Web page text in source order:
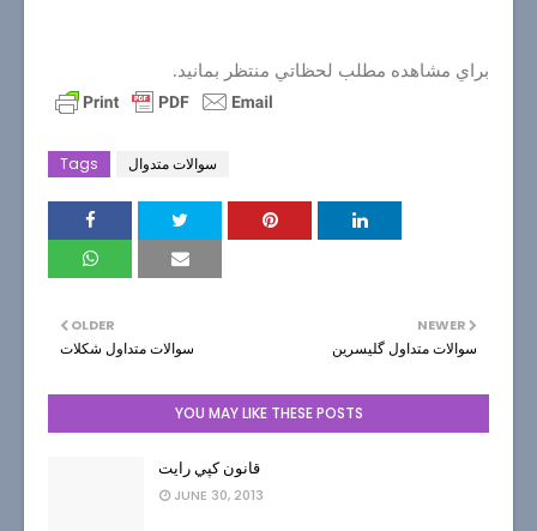
براي مشاهده مطلب لحظاتي منتظر بمانيد.
Tags سوالات متدوال
NEWER
سوالات متداول گليسرين
OLDER
سوالات متداول شكلات
YOU MAY LIKE THESE POSTS
قانون كپي رايت
JUNE 30, 2013